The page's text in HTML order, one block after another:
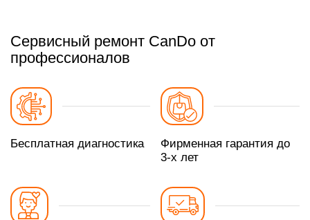
Сервисный ремонт CanDo от
профессионалов
Бесплатная диагностика
Фирменная гарантия до
3-х лет